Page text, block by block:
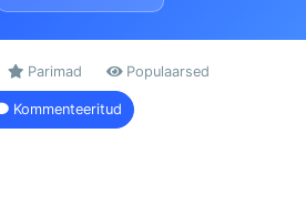
Parimad Populaarsed
Kommenteeritud